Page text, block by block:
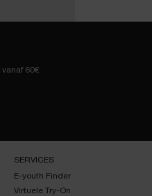
vanaf 60€
SERVICES
E-youth Finder
Virtuele Try-On